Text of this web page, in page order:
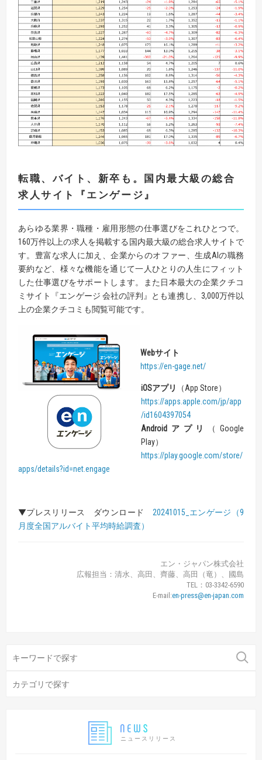
ニュースリリース
転職、バイト、新卒も。国内最大級の総合
求人サイト
『 エンゲージ 』
あらゆる業界・職種・雇用形態の仕事選びをこれひとつで。
160万件以上の求人を掲載する国内最大級の総合求人サイトで
す。豊富な求人に加え、企業からのオファー、生成AIの職務
要約など、様々な機能を通じて一人ひとりの人生にフィット
した仕事選びをサポートします。また日本最大の企業クチコ
ミサイト『エンゲージ 会社の評判』とも連携し、3,000万件以
上の企業クチコミも閲覧可能です。
Webサイト
https://en-gage.net/
iOSアプリ
（App Store）
https://apps.apple.com/jp/app
/id1604397054
Android
アプリ
（Google
Play）
https://play.google.com/store/
apps/details?id=net.engage
▼プレスリリース ダウンロード 20241015_エンゲージ（9
月度全国アルバイト平均時給調査）
エン・ジャパン株式会社
広報担当：清水、高田、齊藤、高田（竜）、國島
TEL：03-3342-6590
E-mail:en-press@en-japan.com